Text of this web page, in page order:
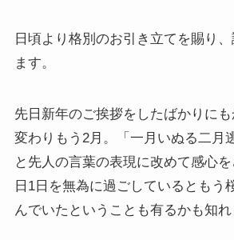
日頃より格別のお引き立てを賜り
ます。
先日新年のご挨拶をしたばかりに
変わりもう2月。「一月いぬる二月
と先人の言葉の表現に改めて感心
日1日を無為に過ごしているともう
んでいたということも有るかも知れ